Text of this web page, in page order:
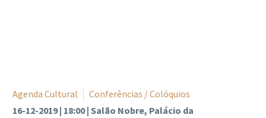
Agenda Cultural
Conferências / Colóquios
16-12-2019 | 18:00 | Salão Nobre, Palácio da